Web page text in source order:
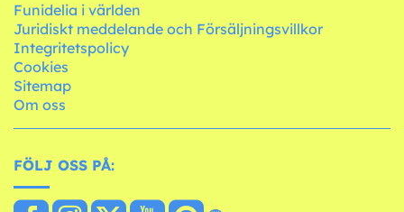
Funidelia i världen
Juridiskt meddelande och Försäljningsvillkor
Integritetspolicy
Cookies
Sitemap
Om oss
FÖLJ OSS PÅ: